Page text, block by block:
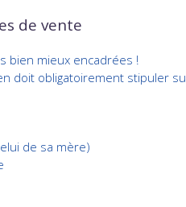
de vente
bien mieux encadrées !
doit obligatoirement stipuler
de sa mère)